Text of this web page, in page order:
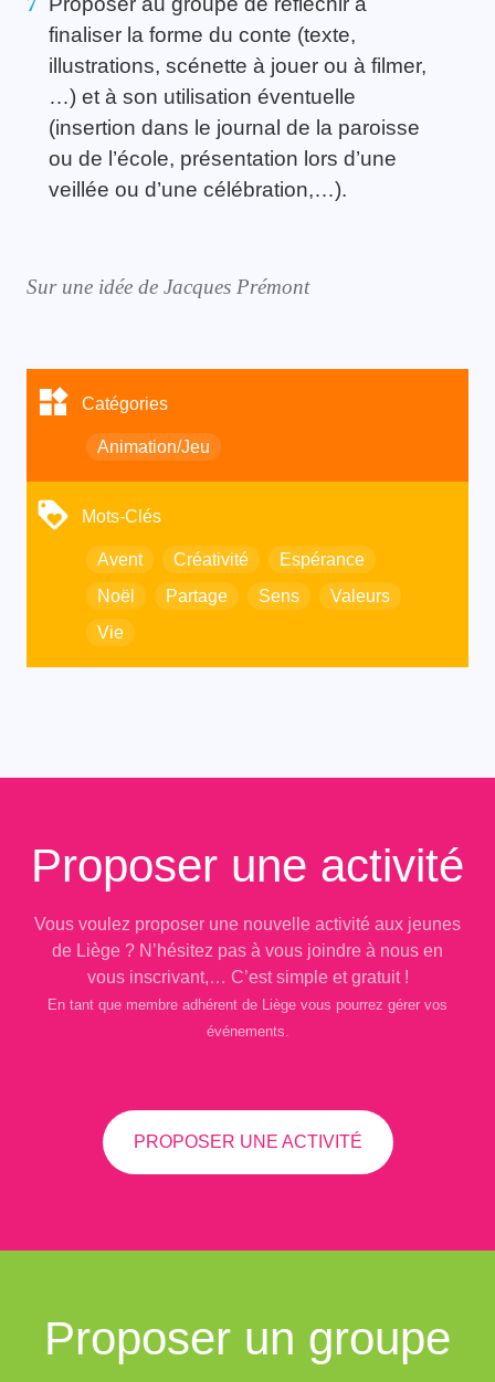
finaliser la forme du conte (texte,
illustrations, scénette à jouer ou à filmer,
…) et à son utilisation éventuelle
(insertion dans le journal de la paroisse
ou de l’école, présentation lors d’une
veillée ou d’une célébration,…).
Sur une idée de Jacques Prémont
Catégories
Animation/Jeu
Mots-Clés
Avent Créativité
Espérance
Noël
Partage Sens
Valeurs
Vie
Proposer une activité
Vous voulez proposer une nouvelle activité aux jeunes
de Liège ? N’hésitez pas à vous joindre à nous en
vous inscrivant,… C’est simple et gratuit !
En tant que membre adhérent de Liège vous pourrez gérer vos
événements.
PROPOSER UNE ACTIVITÉ
Proposer un groupe